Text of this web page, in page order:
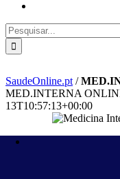
Pesquisar
SaudeOnline.pt /
MED.INTERNA
13T10:57:13+00:00